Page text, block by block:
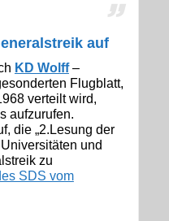
auf
KD Wolff–
Flugblatt,
verteilt wird,
aufzurufen.
die „2.Lesung der
und
zu
SDS vom